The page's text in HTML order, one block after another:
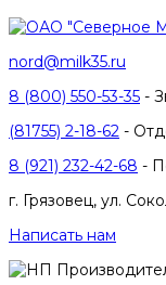
nord@milk35.ru
8 (800) 550-53-35 -
(81755) 2-18-62 -
8 (921) 232-42-68 -
г. Грязовец, ул.
Написать нам